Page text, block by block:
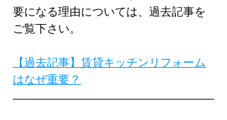
要になる理由については、過去記事を
ご覧下さい。
【過去記事】賃貸キッチンリフォーム
はなぜ重要？